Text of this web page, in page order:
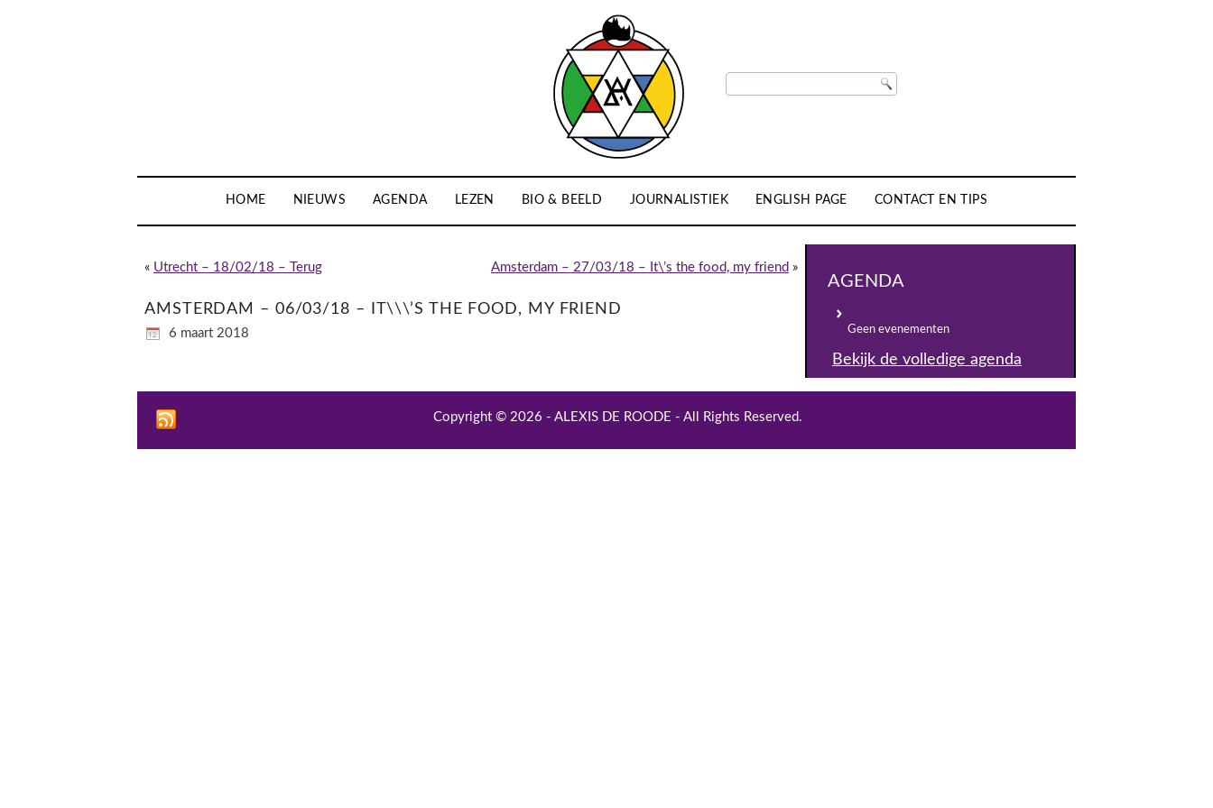
HOME NIEUWS AGENDA LEZEN BIO & BEELD JOURNALISTIEK ENGLISH PAGE CONTACT EN TIPS
« Utrecht – 18/02/18 – Terug Amsterdam – 27/03/18 – It\’s the food, my friend »
AMSTERDAM – 06/03/18 – IT\\\’S THE FOOD, MY FRIEND
6 maart 2018
AGENDA
Geen evenementen
Bekijk de volledige agenda
Copyright © 2026 - ALEXIS DE ROODE - All Rights Reserved.